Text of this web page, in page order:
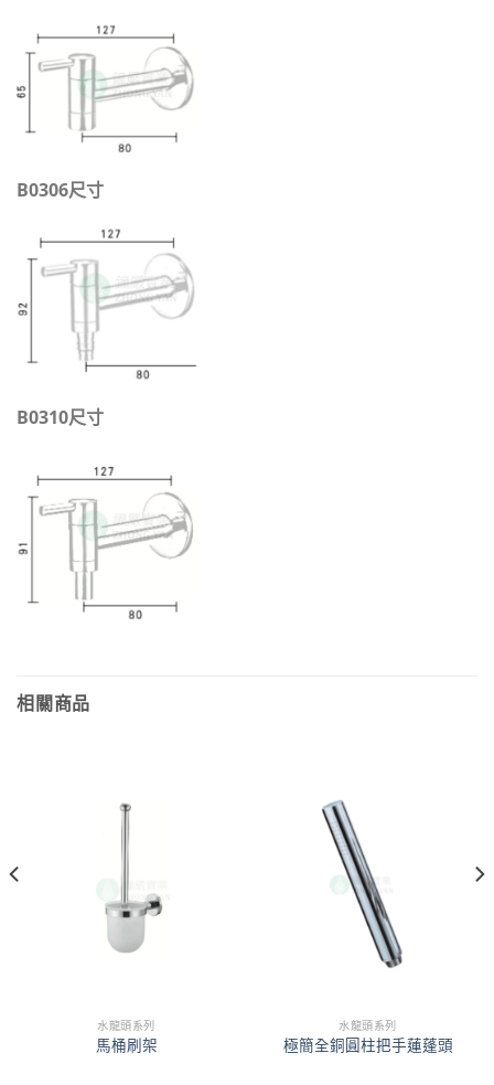
B0306尺寸
B0310尺寸
相關商品
水龍頭系列
馬桶刷架
水龍頭系列
極簡全銅圓柱把手蓮蓬頭